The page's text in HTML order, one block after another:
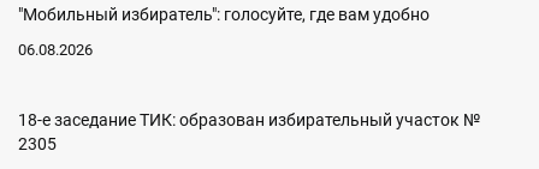
"Мобильный избиратель": голосуйте, где вам удобно
06.08.2026
18-е заседание ТИК: образован избирательный участок №
2305